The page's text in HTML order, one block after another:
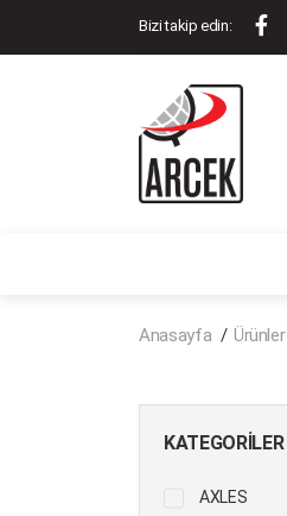
Bizi takip edin:
Anasayfa Ürünler
KATEGORILER
AXLES